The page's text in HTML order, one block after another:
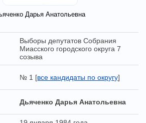
Дарья Анатольевна
Выборы депутатов Собрания
Миасского городского округа 7
созыва
№ 1 [все кандидаты по округу]
Дьяченко Дарья Анатольевна